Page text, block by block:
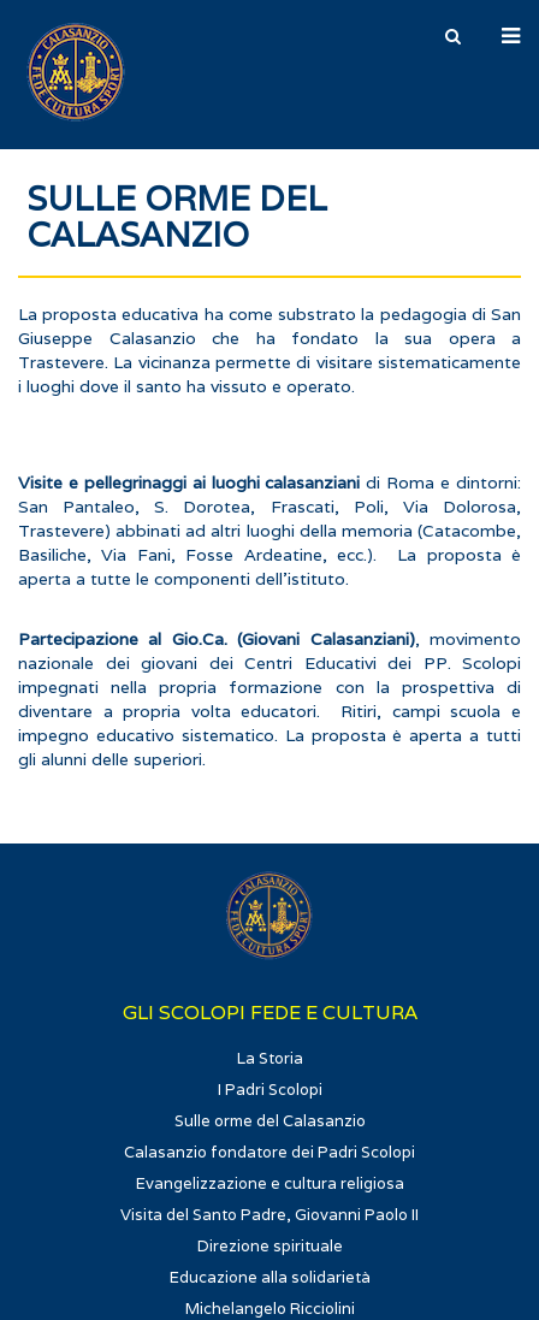
SULLE ORME DEL
CALASANZIO
La proposta educativa ha come substrato la pedagogia di San
Giuseppe Calasanzio che ha fondato la sua opera a
Trastevere. La vicinanza permette di visitare sistematicamente
i luoghi dove il santo ha vissuto e operato.
Visite e pellegrinaggi ai luoghi calasanziani di Roma e dintorni:
San Pantaleo, S. Dorotea, Frascati, Poli, Via Dolorosa,
Trastevere) abbinati ad altri luoghi della memoria (Catacombe,
Basiliche, Via Fani, Fosse Ardeatine, ecc.). La proposta è
aperta a tutte le componenti dell’istituto.
Partecipazione al Gio.Ca. (Giovani Calasanziani), movimento
nazionale dei giovani dei Centri Educativi dei PP. Scolopi
impegnati nella propria formazione con la prospettiva di
diventare a propria volta educatori. Ritiri, campi scuola e
impegno educativo sistematico. La proposta è aperta a tutti
gli alunni delle superiori.
GLI SCOLOPI FEDE E CULTURA
La Storia
I Padri Scolopi
Sulle orme del Calasanzio
Calasanzio fondatore dei Padri Scolopi
Evangelizzazione e cultura religiosa
Visita del Santo Padre, Giovanni Paolo II
Direzione spirituale
Educazione alla solidarietà
Michelangelo Ricciolini